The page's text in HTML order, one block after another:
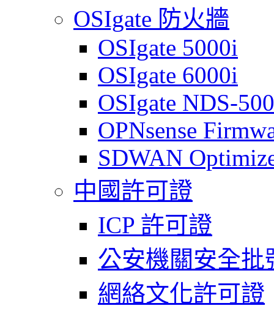
OSIgate 防火牆
OSIgate 5000i
OSIgate 6000i
OSIgate NDS-
OPNsense
SDWAN
中國許可證
ICP 許可證
公安機關安全批
網絡文化許可證